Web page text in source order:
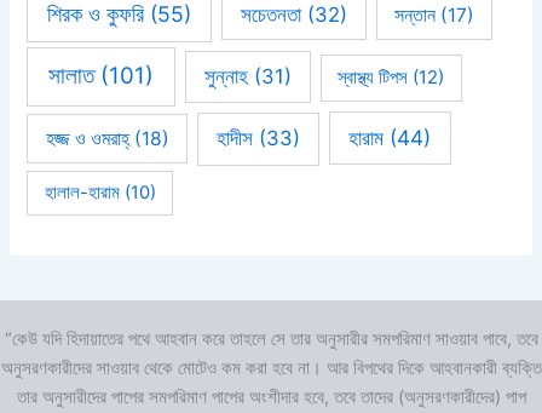
শিরক ও কুফরি(55) সচেতনতা(32) সন্তান(17)
সালাত(101) সুন্নাহ (31) স্বাস্থ্য টিপস (12)
হজ্জ ও ওমরাহ্‌(18) হাদীস(33) হারাম (44)
হালাল-হারাম(10)
“কেউ যদি হিদায়াতের পথে আহবান করে তাহলে সে তার অনুসারীর সমপরিমাণ সাওয়াব পাবে, তবে
অনুসরণকারীদের সাওয়াব থেকে মোটেও কম করা হবে না। আর বিপথের দিকে আহবানকারী ব্যক্তি
তার অনুসারীদের পাপের সমপরিমাণ পাপের অংশীদার হবে, তবে তাদের (অনুসরণকারীদের) পাপ